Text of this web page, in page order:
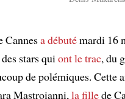
Cannesa débutémardi 16
stars quiont le trac, du
de polémiques. Cette
Mastroianni,la fillede